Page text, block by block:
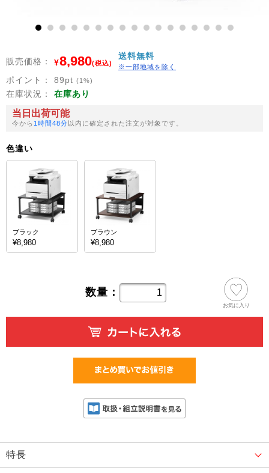
10 11 12 13 14 15 16
販売価格： ¥8,980(税込)
送料無料
※一部地域を除く
ポイント： 89pt (1%)
在庫状況： 在庫あり
当日出荷可能
今から 1時間48分以内に確定された注文が対象です。
色違い
ブラック
¥8,980
ブラウン
¥8,980
数量：
お気に入り
特長